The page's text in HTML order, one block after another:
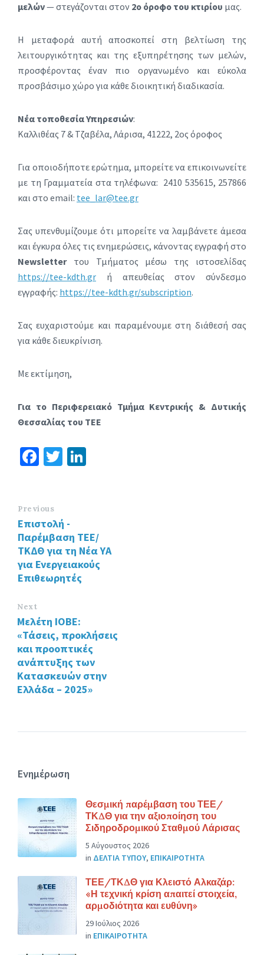
μελών— στεγάζονται στον 2ο όροφο του κτιρίου μας.
Η μεταφορά αυτή αποσκοπεί στη βελτίωση της
λειτουργικότητας και της εξυπηρέτησης των μελών,
προσφέροντας έναν πιο οργανωμένο και εύκολα
προσβάσιμο χώρο για κάθε διοικητική διαδικασία.
Νέα τοποθεσία Υπηρεσιών:
Καλλιθέας 7 & Τζαβέλα, Λάρισα, 41222, 2ος όροφος
Για οποιοδήποτε ερώτημα, μπορείτε να επικοινωνείτε
με τη Γραμματεία στα τηλέφωνα: 2410 535615, 257866
και στο email: tee_lar@tee.gr
Σας υπενθυμίζουμε ότι μπορείτε να λαμβάνετε άμεσα
και έγκυρα όλες τις ενημερώσεις, κάνοντας εγγραφή στο
Newsletterτου Τμήματος μέσω της ιστοσελίδας
https://tee-kdth.gr ή απευθείας στον σύνδεσμο
εγγραφής: https://tee-kdth.gr/subscription.
Σας ευχαριστούμε και παραμένουμε στη διάθεσή σας
για κάθε διευκρίνιση.
Με εκτίμηση,
Για το Περιφερειακό Τμήμα Κεντρικής & Δυτικής
Θεσσαλίας του ΤΕΕ
Fa
o
o
k
T
er
n
Previous
Επιστολή -
Παρέμβαση TEE/
ΤΚΔΘ για τη Νέα ΥΑ
για Ενεργειακούς
Επιθεωρητές
Next
Μελέτη ΙΟΒΕ:
«Τάσεις, προκλήσεις
και προοπτικές
ανάπτυξης των
Κατασκευών στην
Ελλάδα – 2025»
Ενημέρωση
Θεσμική παρέμβαση του ΤΕΕ/
ΤΚΔΘ για την αξιοποίηση του
Σιδηροδρομικού Σταθμού Λάρισας
5 Αύγουστος 2026
in ΔΕΛΤΙΑ ΤΥΠΟΥ, ΕΠΙΚΑΙΡΟΤΗΤΑ
ΤΕΕ/ΤΚΔΘ για Κλειστό Αλκαζάρ:
«Η τεχνική κρίση απαιτεί στοιχεία,
αρμοδιότητα και ευθύνη»
29 Ιούλιος 2026
in ΕΠΙΚΑΙΡΟΤΗΤΑ